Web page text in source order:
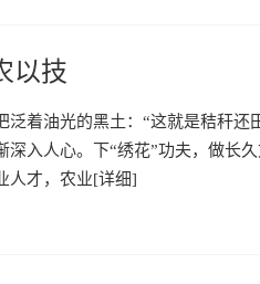
以技
着油光的黑土：“这就是秸秆还
深入人心。下“绣花”功夫，做长
人才，农业[详细]